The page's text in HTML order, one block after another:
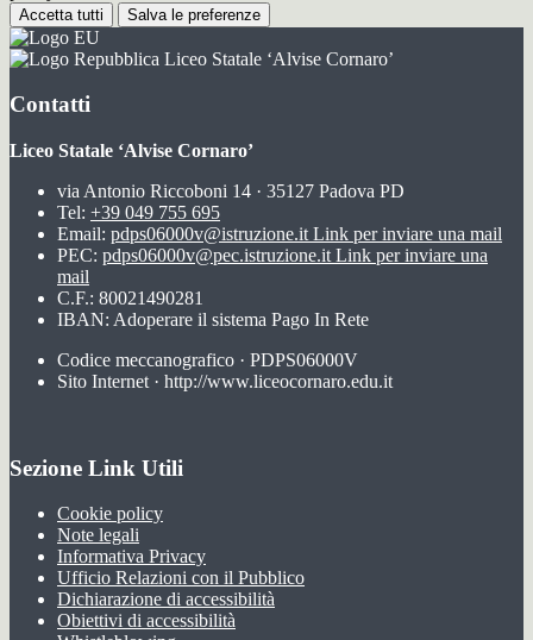
Accetta tutti Salva le preferenze
Liceo Statale ‘Alvise Cornaro’
Contatti
Liceo Statale ‘Alvise Cornaro’
via Antonio Riccoboni 14 · 35127 Padova PD
Tel: +39 049 755 695
Email: pdps06000v@istruzione.it Link per inviare una mail
PEC: pdps06000v@pec.istruzione.it Link per inviare una
mail
C.F.: 80021490281
IBAN: Adoperare il sistema Pago In Rete
Codice meccanografico · PDPS06000V
Sito Internet · http://www.liceocornaro.edu.it
Sezione Link Utili
Cookie policy
Note legali
Informativa Privacy
Ufficio Relazioni con il Pubblico
Dichiarazione di accessibilità
Obiettivi di accessibilità